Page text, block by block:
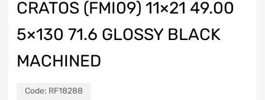
CRATOS (FMI09) 11×21 49.00
5×130 71.6 GLOSSY BLACK
MACHINED
Code: RF18288